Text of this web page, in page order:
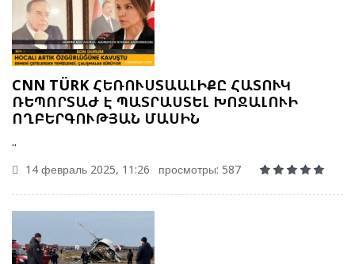
CNN TÜRK ՀԵՌՈՒՍՏԱԱԼԻՔԸ ՀԱՏՈՒԿ
ՌԵՊՈՐՏԱԺ Է ՊԱՏՐԱՍՏԵԼ ԽՈՋԱԼՈՒԻ
ՈՂԲԵՐԳՈՒԹՅԱՆ ՄԱՍԻՆ
..
14 февраль 2025, 11:26
просмотры: 587